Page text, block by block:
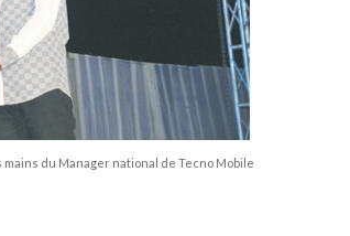
du Manager national de Tecno Mobile